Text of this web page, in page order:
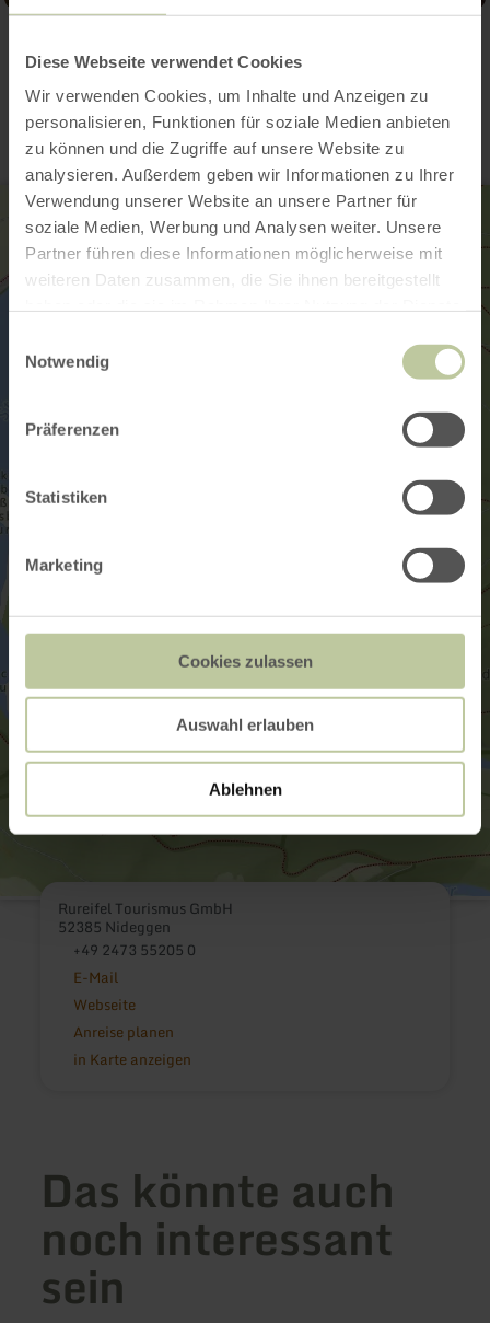
Diese Webseite verwendet Cookies
Wir verwenden Cookies, um Inhalte und Anzeigen zu
personalisieren, Funktionen für soziale Medien anbieten
zu können und die Zugriffe auf unsere Website zu
analysieren. Außerdem geben wir Informationen zu Ihrer
Verwendung unserer Website an unsere Partner für
soziale Medien, Werbung und Analysen weiter. Unsere
Partner führen diese Informationen möglicherweise mit
weiteren Daten zusammen, die Sie ihnen bereitgestellt
Notwendig
Präferenzen
Statistiken
Marketing
Cookies zulassen
Auswahl erlauben
Ablehnen
Kontakt
Rureifel Tourismus GmbH
52385 Nideggen
+49 2473 55205 0
E-Mail
Webseite
Anreise planen
in Karte anzeigen
Das könnte auch
noch interessant
sein